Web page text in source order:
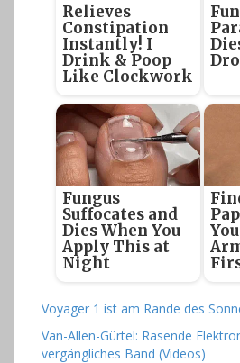
Relieves
Constipation
Instantly! I
Drink & Poop
Like Clockwork
Fungus
Suffocates and
Dies When You
Apply This at
Night
Voyager 1 ist am Rande des
Van-Allen-Gürtel: Rasende
vergängliches Band (Videos)